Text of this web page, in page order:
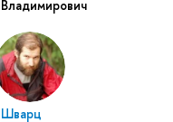
Владимирович
Шварц